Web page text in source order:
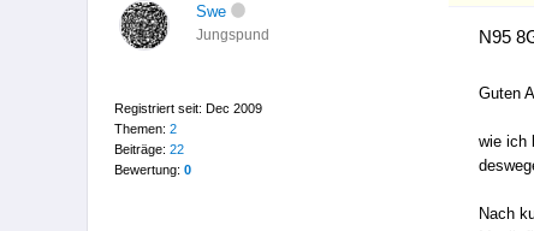
Swe
Jungspund
Registriert seit: Dec 2009
Themen: 2
Beiträge: 22
Bewertung: 0
N95
Guten
wie ich
Nach